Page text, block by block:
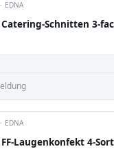
EDNA
Catering-Schnitten 3-
EDNA
FF-Laugenkonfekt 4-